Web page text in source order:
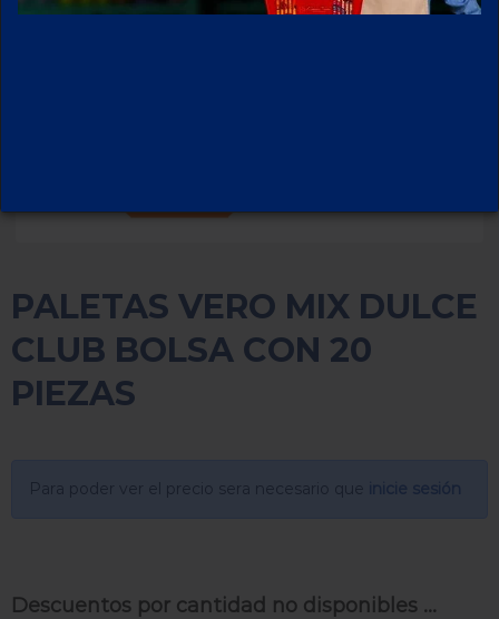
PALETAS VERO MIX DULCE
CLUB BOLSA CON 20
PIEZAS
Para poder ver el precio sera necesario que
Descuentos por cantidad no disponibles ...